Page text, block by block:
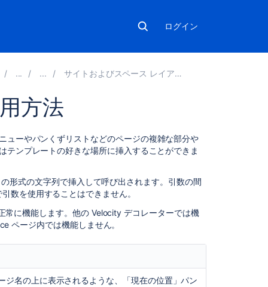
ログイン
サイトおよびスペース レイアウトのカスタマイズ
方法
ューやパンくずリストなどのページの複雑な部分や
テンプレートの好きな場所に挿入することができま
式の文字列で挿入して呼び出されます。引数の間
数を使用することはできません。
常に機能します。他の Velocity デコレーターでは機
ページ内では機能しません。
ジ名の上に表示されるような、「現在の位置」パン